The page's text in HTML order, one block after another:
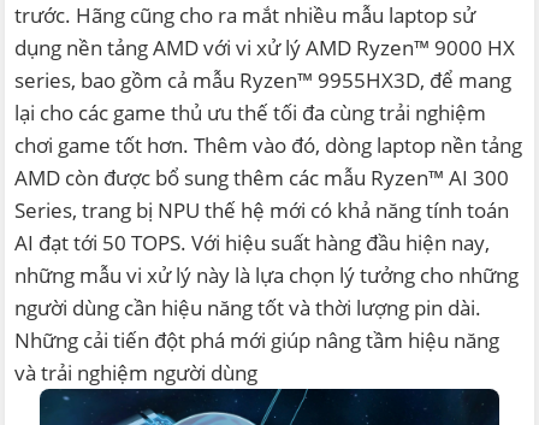
trước. Hãng cũng cho ra mắt nhiều mẫu laptop sử
dụng nền tảng AMD với vi xử lý AMD Ryzen™ 9000 HX
series, bao gồm cả mẫu Ryzen™ 9955HX3D, để mang
lại cho các game thủ ưu thế tối đa cùng trải nghiệm
chơi game tốt hơn. Thêm vào đó, dòng laptop nền tảng
AMD còn được bổ sung thêm các mẫu Ryzen™ AI 300
Series, trang bị NPU thế hệ mới có khả năng tính toán
AI đạt tới 50 TOPS. Với hiệu suất hàng đầu hiện nay,
những mẫu vi xử lý này là lựa chọn lý tưởng cho những
người dùng cần hiệu năng tốt và thời lượng pin dài.
Những cải tiến đột phá mới giúp nâng tầm hiệu năng
và trải nghiệm người dùng